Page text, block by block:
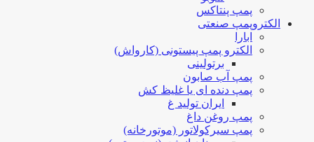
پمپ پنتاکس
الکتروپمپ صنعتی
ابارا
الکترو پمپ پیستونی (کارواش)
برتولینی
پمپ آب صابون
پمپ دنده ای یا غلیظ کش
ایران تولید غ
پمپ روغن داغ
پمپ سیرکولاتور (موتورخانه)